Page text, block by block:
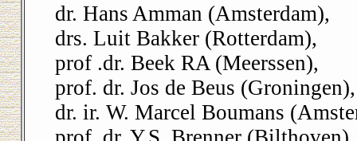
dr. Hans Amman (Amsterdam),
drs. Luit Bakker (Rotterdam),
prof .dr. Beek RA (Meerssen),
prof. dr. Jos de Beus (Groningen),
dr. ir. W. Marcel Boumans